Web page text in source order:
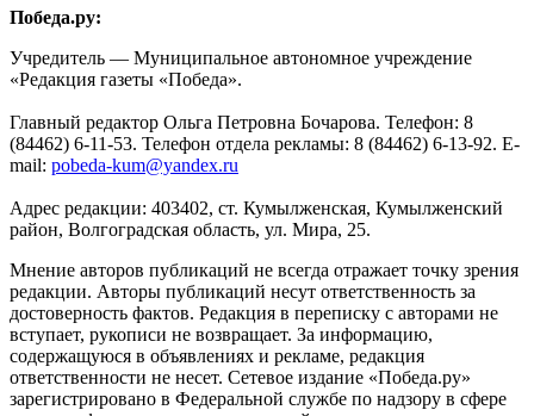
Победа.ру:
Учредитель — Муниципальное автономное учреждение
«Редакция газеты «Победа».
Главный редактор Ольга Петровна Бочарова. Телефон: 8
(84462) 6-11-53. Телефон отдела рекламы: 8 (84462) 6-13-92. E-
mail: pobeda-kum@yandex.ru
Адрес редакции: 403402, ст. Кумылженская, Кумылженский
район, Волгоградская область, ул. Мира, 25.
Мнение авторов публикаций не всегда отражает точку зрения
редакции. Авторы публикаций несут ответственность за
достоверность фактов. Редакция в переписку с авторами не
вступает, рукописи не возвращает. За информацию,
содержащуюся в объявлениях и рекламе, редакция
ответственности не несет. Сетевое издание «Победа.ру»
зарегистрировано в Федеральной службе по надзору в сфере